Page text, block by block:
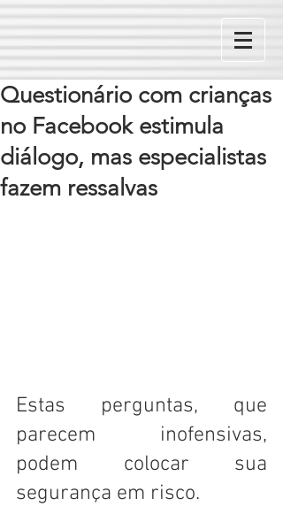
Questionário com crianças
no Facebook estimula
diálogo, mas especialistas
fazem ressalvas
Estas perguntas, que
parecem inofensivas,
podem colocar sua
segurança em risco.